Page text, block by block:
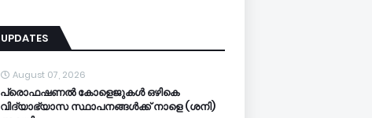
UPDATES
August 07, 2026
പ്രൊഫഷണൽ കോളെജുകൾ ഒഴികെ
വിദ്യാഭ്യാസ സ്ഥാപനങ്ങൾക്ക് നാളെ (ശനി)